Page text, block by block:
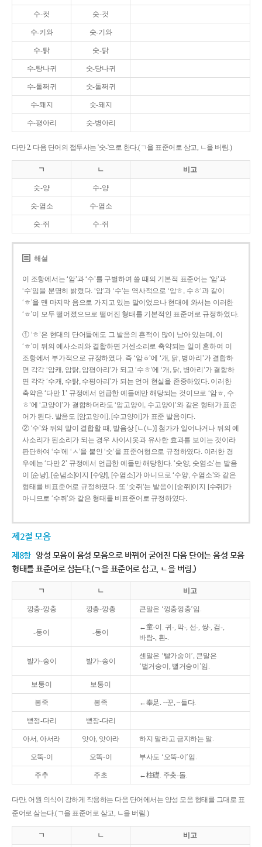
수-컷 숫-것
수-키와 숫-기와
수-탉 숫-닭
수-탕나귀 숫-당나귀
수-톨쩌귀 숫-돌쩌귀
수-퇘지 숫-돼지
수-평아리 숫-병아리
다만 2. 다음 단어의 접두사는 '숫-'으로 한다.(ㄱ을 표준어로 삼고, ㄴ을 버림.)
ㄱ ㄴ 비고
숫-양 수-양
숫-염소 수-염소
숫-쥐 수-쥐
해설
이 조항에서는 ‘암’과 ‘수’를 구별하여 쓸 때의 기본적 표준어는 ‘암’과
‘수’임을 분명히 밝혔다. ‘암’과 ‘수’는 역사적으로 ‘암ㅎ, 수ㅎ’과 같이
‘ㅎ’을 맨 마지막 음으로 가지고 있는 말이었으나 현대에 와서는 이러한
‘ㅎ’이 모두 떨어졌으므로 떨어진 형태를 기본적인 표준어로 규정하였다.
① ‘ㅎ’은 현대의 단어들에도 그 발음의 흔적이 많이 남아 있는데, 이
‘ㅎ’이 뒤의 예사소리와 결합하면 거센소리로 축약되는 일이 흔하여 이
조항에서 부가적으로 규정하였다. 즉 ‘암ㅎ’에 ‘개, 닭, 병아리’가 결합하
면 각각 ‘암캐, 암탉, 암평아리’가 되고 ‘수ㅎ’에 ‘개, 닭, 병아리’가 결합하
면 각각 ‘수캐, 수탉, 수평아리’가 되는 언어 현실을 존중하였다. 이러한
축약은 ‘다만 1’ 규정에서 언급한 예들에만 해당되는 것이므로 ‘암ㅎ, 수
ㅎ’에 ‘고양이’가 결합하더라도 ‘암고양이, 수고양이’와 같은 형태가 표준
어가 된다. 발음도 [암고양이], [수고양이]가 표준 발음이다.
② ‘수’와 뒤의 말이 결합할 때, 발음상 [ㄴ(ㄴ)] 첨가가 일어나거나 뒤의 예
사소리가 된소리가 되는 경우 사이시옷과 유사한 효과를 보이는 것이라
판단하여 ‘수’에 ‘ㅅ’을 붙인 ‘숫’을 표준어형으로 규정하였다. 이러한 경
우에는 ‘다만 2’ 규정에서 언급한 예들만 해당한다. ‘숫양, 숫염소’는 발음
이 [순냥], [순념소]이지 [수양], [수염소]가 아니므로 ‘수양, 수염소’와 같은
형태를 비표준어로 규정하였다. 또 ‘숫쥐’는 발음이 [숟쮜]이지 [수쥐]가
아니므로 ‘수쥐’와 같은 형태를 비표준어로 규정하였다.
제2절 모음
제8항 양성 모음이 음성 모음으로 바뀌어 굳어진 다음 단어는 음성 모음
형태를 표준어로 삼는다.(ㄱ을 표준어로 삼고, ㄴ을 버림.)
ㄱ ㄴ 비고
깡충-깡충 깡총-깡총 큰말은 ‘껑충껑충’임.
-둥이 -동이
←童-이. 귀-, 막-, 선-, 쌍-, 검-,
바람-, 흰-.
발가-숭이 발가-송이
센말은 ‘빨가숭이’, 큰말은
‘벌거숭이, 뻘거숭이’임.
보퉁이 보통이
봉죽 봉족 ←奉足. ~꾼, ~들다.
뻗정-다리 뻗장-다리
아서, 아서라 앗아, 앗아라 하지 말라고 금지하는 말.
오뚝-이 오똑-이 부사도 ‘오뚝-이’임.
주추 주초 ←柱礎. 주춧-돌.
다만, 어원 의식이 강하게 작용하는 다음 단어에서는 양성 모음 형태를 그대로 표
준어로 삼는다.(ㄱ을 표준어로 삼고, ㄴ을 버림.)
ㄱ ㄴ 비고